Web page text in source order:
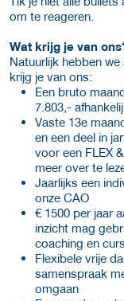
om te reageren.
Wat krijg je van
Natuurlijk hebben
krijg je van ons:
Een bruto
7.803,-
Vaste 13e
en een deel in
voor een FLEX
meer over te
Jaarlijks een
onze CAO
€ 1500 per jaar
inzicht mag
coaching en
Flexibele vrije
samenspraak
omgaan